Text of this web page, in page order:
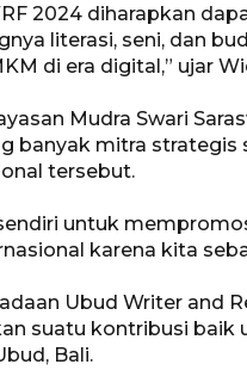
2024 diharapkan
literasi, seni, dan
di era digital,” ujar
Mudra Swari
banyak mitra strategis
tersebut.
untuk
karena kita
Ubud Writer and
suatu kontribusi baik
Bali.